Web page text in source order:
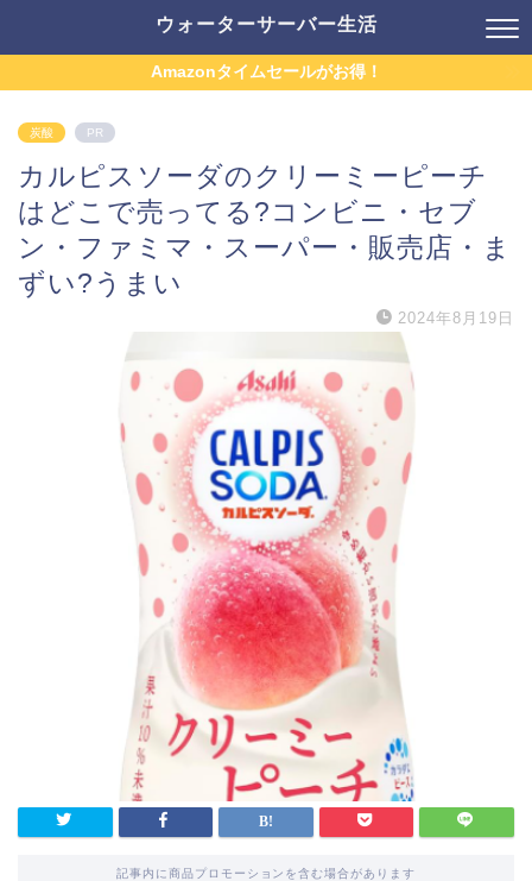
ウォーターサーバー生活
Amazonタイムセールがお得！
炭酸 PR
カルピスソーダのクリーミーピーチ
はどこで売ってる?コンビニ・セブ
ン・ファミマ・スーパー・販売店・ま
ずい?うまい
2024年8月19日
記事内に商品プロモーションを含む場合があります